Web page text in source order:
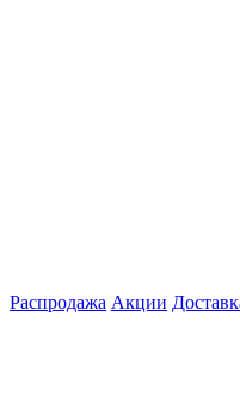
Распродажа Акции